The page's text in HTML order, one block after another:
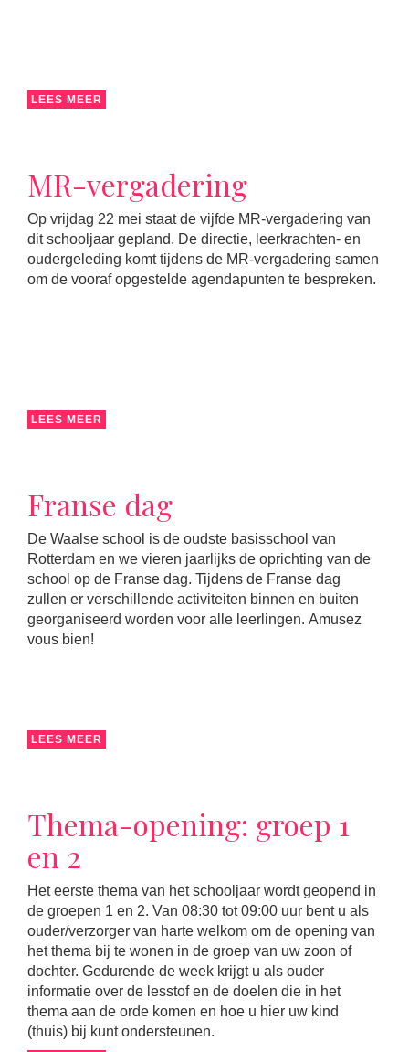
LEES MEER
MR-vergadering
Op vrijdag 22 mei staat de vijfde MR-vergadering van
dit schooljaar gepland. De directie, leerkrachten- en
oudergeleding komt tijdens de MR-vergadering samen
om de vooraf opgestelde agendapunten te bespreken.
LEES MEER
Franse dag
De Waalse school is de oudste basisschool van
Rotterdam en we vieren jaarlijks de oprichting van de
school op de Franse dag. Tijdens de Franse dag
zullen er verschillende activiteiten binnen en buiten
georganiseerd worden voor alle leerlingen. Amusez
vous bien!
LEES MEER
Thema-opening: groep 1
en 2
Het eerste thema van het schooljaar wordt geopend in
de groepen 1 en 2. Van 08:30 tot 09:00 uur bent u als
ouder/verzorger van harte welkom om de opening van
het thema bij te wonen in de groep van uw zoon of
dochter. Gedurende de week krijgt u als ouder
informatie over de lesstof en de doelen die in het
thema aan de orde komen en hoe u hier uw kind
(thuis) bij kunt ondersteunen.